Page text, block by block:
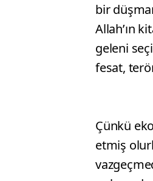
bir
Allah’ın
geleni
fesat,
Çünkü
etmiş